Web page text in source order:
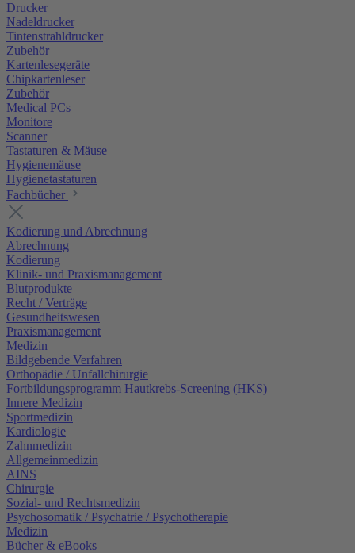
Drucker
Nadeldrucker
Tintenstrahldrucker
Zubehör
Kartenlesegeräte
Chipkartenleser
Zubehör
Medical PCs
Monitore
Scanner
Tastaturen & Mäuse
Hygienemäuse
Hygienetastaturen
Fachbücher
Kodierung und Abrechnung
Abrechnung
Kodierung
Klinik- und Praxismanagement
Blutprodukte
Recht / Verträge
Gesundheitswesen
Praxismanagement
Medizin
Bildgebende Verfahren
Orthopädie / Unfallchirurgie
Fortbildungsprogramm Hautkrebs-Screening (HKS)
Innere Medizin
Sportmedizin
Kardiologie
Zahnmedizin
Allgemeinmedizin
AINS
Chirurgie
Sozial- und Rechtsmedizin
Psychosomatik / Psychatrie / Psychotherapie
Medizin
Bücher & eBooks